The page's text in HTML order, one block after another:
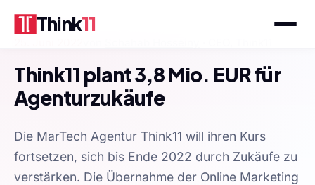
Think11
Think11 plant 3,8 Mio. EUR für
Agenturzukäufe
Die MarTech Agentur Think11 will ihren Kurs
fortsetzen, sich bis Ende 2022 durch Zukäufe zu
verstärken. Die Übernahme der Online Marketing